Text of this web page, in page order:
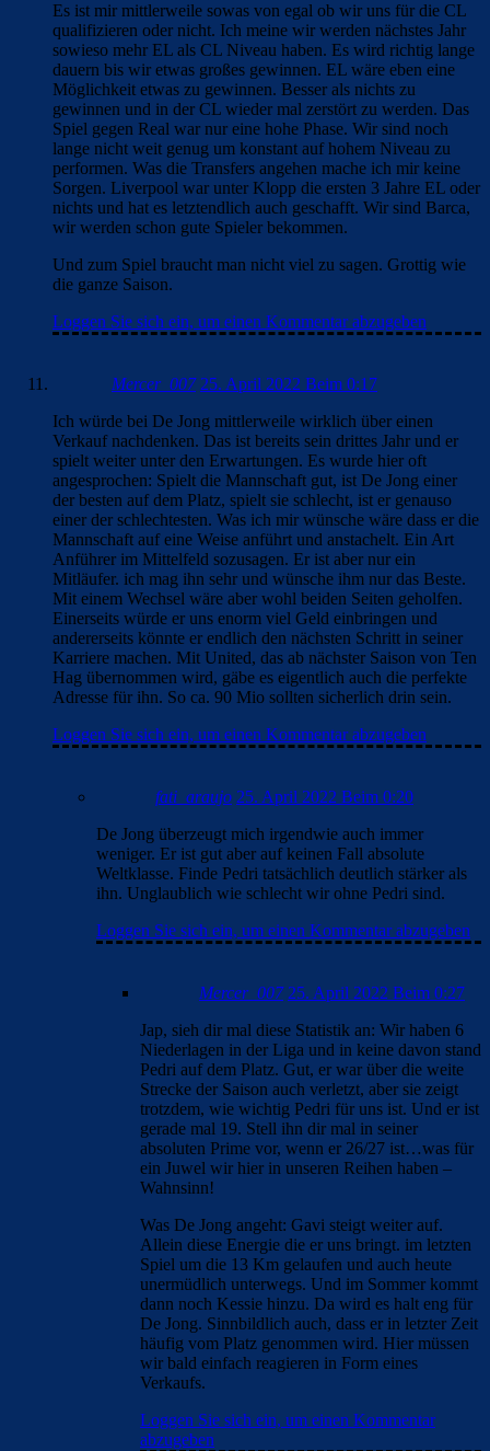
Es ist mir mittlerweile sowas von egal ob wir uns für die CL
qualifizieren oder nicht. Ich meine wir werden nächstes Jahr
sowieso mehr EL als CL Niveau haben. Es wird richtig lange
dauern bis wir etwas großes gewinnen. EL wäre eben eine
Möglichkeit etwas zu gewinnen. Besser als nichts zu
gewinnen und in der CL wieder mal zerstört zu werden. Das
Spiel gegen Real war nur eine hohe Phase. Wir sind noch
lange nicht weit genug um konstant auf hohem Niveau zu
performen. Was die Transfers angehen mache ich mir keine
Sorgen. Liverpool war unter Klopp die ersten 3 Jahre EL oder
nichts und hat es letztendlich auch geschafft. Wir sind Barca,
wir werden schon gute Spieler bekommen.
Und zum Spiel braucht man nicht viel zu sagen. Grottig wie
die ganze Saison.
Loggen Sie sich ein, um einen Kommentar abzugeben
Mercer_007 25. April 2022 Beim 0:17
Ich würde bei De Jong mittlerweile wirklich über einen
Verkauf nachdenken. Das ist bereits sein drittes Jahr und er
spielt weiter unter den Erwartungen. Es wurde hier oft
angesprochen: Spielt die Mannschaft gut, ist De Jong einer
der besten auf dem Platz, spielt sie schlecht, ist er genauso
einer der schlechtesten. Was ich mir wünsche wäre dass er die
Mannschaft auf eine Weise anführt und anstachelt. Ein Art
Anführer im Mittelfeld sozusagen. Er ist aber nur ein
Mitläufer. ich mag ihn sehr und wünsche ihm nur das Beste.
Mit einem Wechsel wäre aber wohl beiden Seiten geholfen.
Einerseits würde er uns enorm viel Geld einbringen und
andererseits könnte er endlich den nächsten Schritt in seiner
Karriere machen. Mit United, das ab nächster Saison von Ten
Hag übernommen wird, gäbe es eigentlich auch die perfekte
Adresse für ihn. So ca. 90 Mio sollten sicherlich drin sein.
Loggen Sie sich ein, um einen Kommentar abzugeben
fati_araujo 25. April 2022 Beim 0:20
De Jong überzeugt mich irgendwie auch immer
weniger. Er ist gut aber auf keinen Fall absolute
Weltklasse. Finde Pedri tatsächlich deutlich stärker als
ihn. Unglaublich wie schlecht wir ohne Pedri sind.
Loggen Sie sich ein, um einen Kommentar abzugeben
Mercer_007 25. April 2022 Beim 0:27
Jap, sieh dir mal diese Statistik an: Wir haben 6
Niederlagen in der Liga und in keine davon stand
Pedri auf dem Platz. Gut, er war über die weite
Strecke der Saison auch verletzt, aber sie zeigt
trotzdem, wie wichtig Pedri für uns ist. Und er ist
gerade mal 19. Stell ihn dir mal in seiner
absoluten Prime vor, wenn er 26/27 ist…was für
ein Juwel wir hier in unseren Reihen haben –
Wahnsinn!
Was De Jong angeht: Gavi steigt weiter auf.
Allein diese Energie die er uns bringt. im letzten
Spiel um die 13 Km gelaufen und auch heute
unermüdlich unterwegs. Und im Sommer kommt
dann noch Kessie hinzu. Da wird es halt eng für
De Jong. Sinnbildlich auch, dass er in letzter Zeit
häufig vom Platz genommen wird. Hier müssen
wir bald einfach reagieren in Form eines
Verkaufs.
Loggen Sie sich ein, um einen Kommentar
abzugeben